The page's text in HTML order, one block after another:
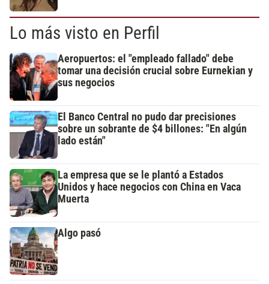
Lo más visto en Perfil
Aeropuertos: el "empleado fallado" debe
tomar una decisión crucial sobre Eurnekian y
sus negocios
El Banco Central no pudo dar precisiones
sobre un sobrante de $4 billones: "En algún
lado están"
La empresa que se le plantó a Estados
Unidos y hace negocios con China en Vaca
Muerta
Algo pasó